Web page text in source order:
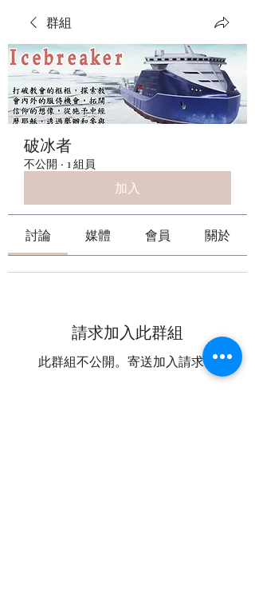
群組
破冰者
不公開 · 1 組員
加入
討論 媒體 會員 關於
請求加入此群組
此群組不公開。寄送加入請求。